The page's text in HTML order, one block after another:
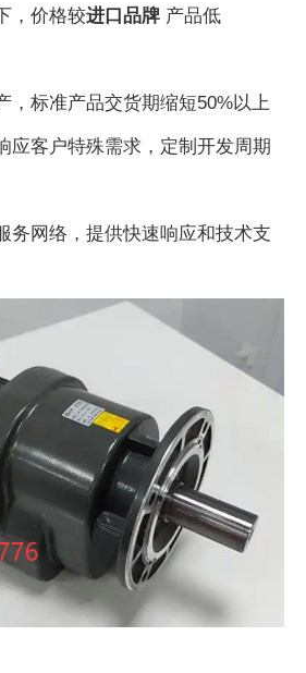
，价格较进口品牌产品低
，标准产品交货期缩短50%以上
应客户特殊需求，定制开发周期
务网络，提供快速响应和技术支